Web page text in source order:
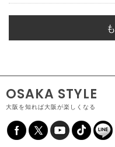
OSAKA STYLE
大阪を知れば大阪が楽しくなる